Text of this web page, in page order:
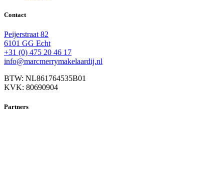
Contact
Peijerstraat 82
6101 GG Echt
+31 (0) 475 20 46 17
info@marcmerrymakelaardij.nl
BTW: NL861764535B01
KVK: 80690904
Partners